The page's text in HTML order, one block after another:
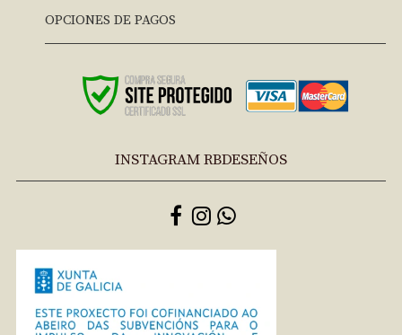
OPCIONES DE PAGOS
INSTAGRAM RBDESEÑOS